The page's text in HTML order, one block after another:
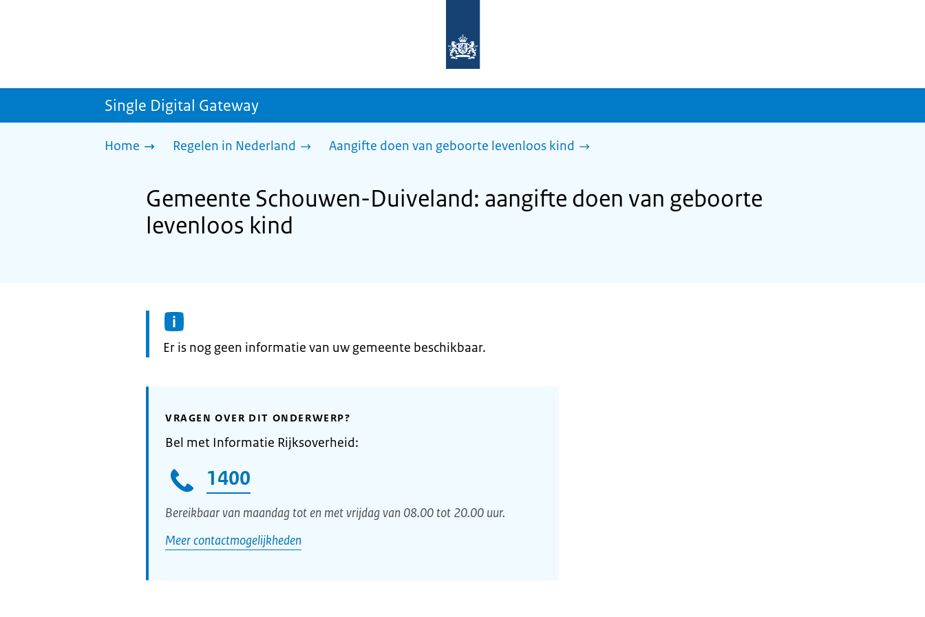
homepage
sdg.rijksoverheid.nl
Single Digital Gateway
Home Regelen in Nederland Aangifte doen van geboorte levenloos kind
Gemeente Schouwen-Duiveland: aangifte doen van geboorte
levenloos kind
Informatie:
Er is nog geen informatie van uw gemeente beschikbaar.
VRAGEN OVER DIT ONDERWERP?
Bel met Informatie Rijksoverheid:
1400
Bereikbaar van maandag tot en met vrijdag van 08.00 tot 20.00 uur.
Meer contactmogelijkheden